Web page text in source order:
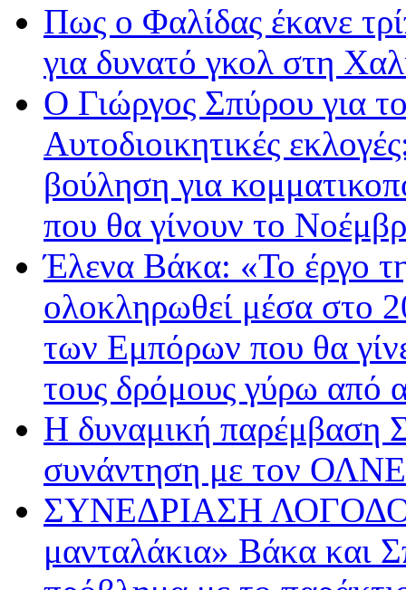
Πως ο Φαλίδας έκανε
για δυνατό γκολ στη
Ο Γιώργος Σπύρου για
Αυτοδιοικητικές
βούληση για
που θα γίνουν το
Έλενα Βάκα: «Το έργο
ολοκληρωθεί μέσα στο
των Εμπόρων που θα
τους δρόμους γύρω από
Η δυναμική παρέμβαση
συνάντηση με τον ΟΛΝΕ
ΣΥΝΕΔΡΙΑΣΗ
μανταλάκια» Βάκα και